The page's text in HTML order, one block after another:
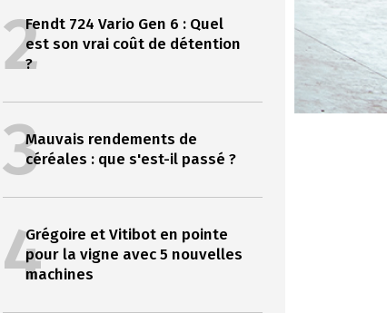
2Fendt 724 Vario Gen 6 : Quel
est son vrai coût de détention
?
3Mauvais rendements de
céréales : que s'est-il passé ?
4Grégoire et Vitibot en pointe
pour la vigne avec 5 nouvelles
machines